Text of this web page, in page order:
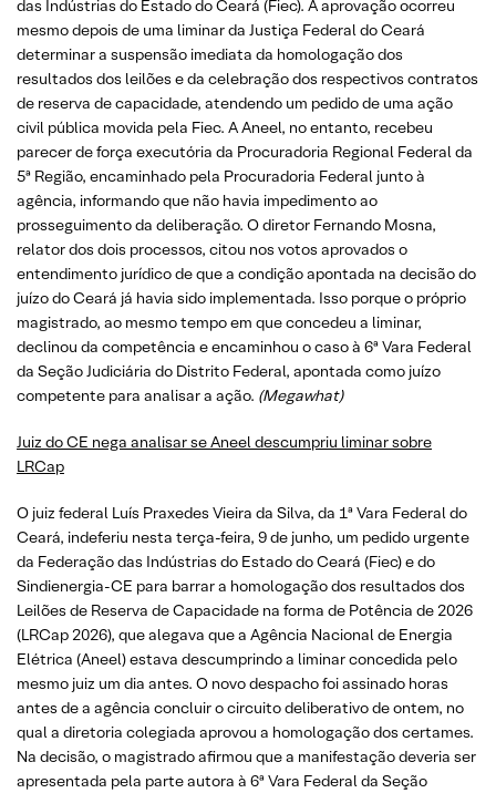
das Indústrias do Estado do Ceará (Fiec). A aprovação ocorreu
mesmo depois de uma liminar da Justiça Federal do Ceará
determinar a suspensão imediata da homologação dos
resultados dos leilões e da celebração dos respectivos contratos
de reserva de capacidade, atendendo um pedido de uma ação
civil pública movida pela Fiec. A Aneel, no entanto, recebeu
parecer de força executória da Procuradoria Regional Federal da
5ª Região, encaminhado pela Procuradoria Federal junto à
agência, informando que não havia impedimento ao
prosseguimento da deliberação. O diretor Fernando Mosna,
relator dos dois processos, citou nos votos aprovados o
entendimento jurídico de que a condição apontada na decisão do
juízo do Ceará já havia sido implementada. Isso porque o próprio
magistrado, ao mesmo tempo em que concedeu a liminar,
declinou da competência e encaminhou o caso à 6ª Vara Federal
da Seção Judiciária do Distrito Federal, apontada como juízo
competente para analisar a ação. (Megawhat)
Juiz do CE nega analisar se Aneel descumpriu liminar sobre
LRCap
O juiz federal Luís Praxedes Vieira da Silva, da 1ª Vara Federal do
Ceará, indeferiu nesta terça-feira, 9 de junho, um pedido urgente
da Federação das Indústrias do Estado do Ceará (Fiec) e do
Sindienergia-CE para barrar a homologação dos resultados dos
Leilões de Reserva de Capacidade na forma de Potência de 2026
(LRCap 2026), que alegava que a Agência Nacional de Energia
Elétrica (Aneel) estava descumprindo a liminar concedida pelo
mesmo juiz um dia antes. O novo despacho foi assinado horas
antes de a agência concluir o circuito deliberativo de ontem, no
qual a diretoria colegiada aprovou a homologação dos certames.
Na decisão, o magistrado afirmou que a manifestação deveria ser
apresentada pela parte autora à 6ª Vara Federal da Seção